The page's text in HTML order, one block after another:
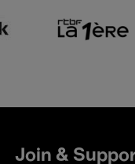
Join &